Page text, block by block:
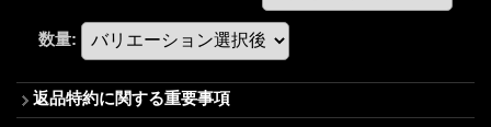
数量:
返品特約に関する重要事項